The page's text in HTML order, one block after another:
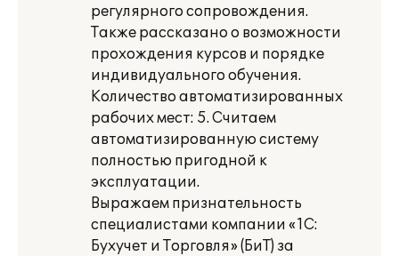
регулярного сопровождения.
Также рассказано о возможности
прохождения курсов и порядке
индивидуального обучения.
Количество автоматизированных
рабочих мест: 5. Считаем
автоматизированную систему
полностью пригодной к
эксплуатации.
Выражаем признательность
специалистами компании «1С:
Бухучет и Торговля» (БиТ) за